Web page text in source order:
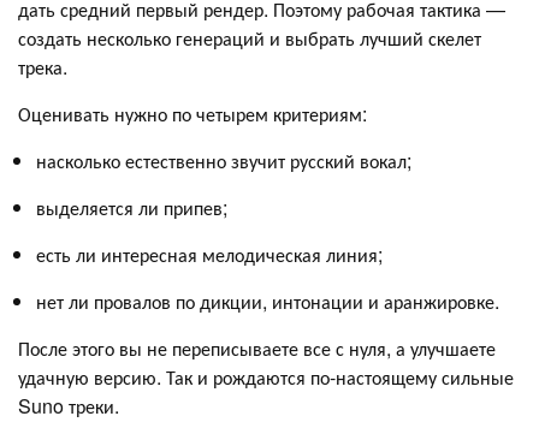
дать средний первый рендер. Поэтому рабочая тактика —
создать несколько генераций и выбрать лучший скелет
трека.
Оценивать нужно по четырем критериям:
насколько естественно звучит русский вокал;
выделяется ли припев;
есть ли интересная мелодическая линия;
нет ли провалов по дикции, интонации и аранжировке.
После этого вы не переписываете все с нуля, а улучшаете
удачную версию. Так и рождаются по-настоящему сильные
Suno треки.